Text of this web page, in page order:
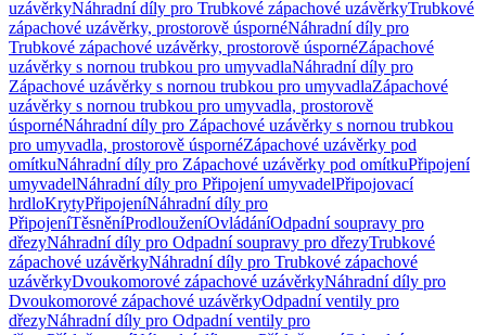
uzávěrkyNáhradní díly pro Trubkové zápachové uzávěrkyTrubkové
zápachové uzávěrky, prostorově úspornéNáhradní díly pro
Trubkové zápachové uzávěrky, prostorově úspornéZápachové
uzávěrky s nornou trubkou pro umyvadlaNáhradní díly pro
Zápachové uzávěrky s nornou trubkou pro umyvadlaZápachové
uzávěrky s nornou trubkou pro umyvadla, prostorově
úspornéNáhradní díly pro Zápachové uzávěrky s nornou trubkou
pro umyvadla, prostorově úspornéZápachové uzávěrky pod
omítkuNáhradní díly pro Zápachové uzávěrky pod omítkuPřipojení
umyvadelNáhradní díly pro Připojení umyvadelPřipojovací
hrdloKrytyPřipojeníNáhradní díly pro
PřipojeníTěsněníProdlouženíOvládáníOdpadní soupravy pro
dřezyNáhradní díly pro Odpadní soupravy pro dřezyTrubkové
zápachové uzávěrkyNáhradní díly pro Trubkové zápachové
uzávěrkyDvoukomorové zápachové uzávěrkyNáhradní díly pro
Dvoukomorové zápachové uzávěrkyOdpadní ventily pro
dřezyNáhradní díly pro Odpadní ventily pro